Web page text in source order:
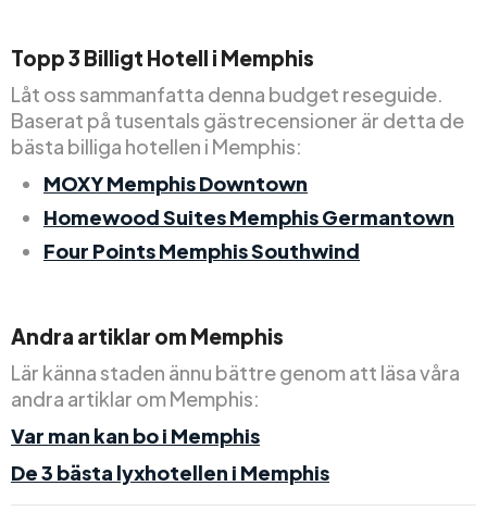
Topp3 Billigt Hotell i Memphis
Låt oss sammanfatta denna budget reseguide.
Baserat på tusentals gästrecensioner är detta de
bästa billiga hotellen i Memphis:
MOXY Memphis Downtown
Homewood Suites Memphis Germantown
Four Points Memphis Southwind
Andra artiklar om Memphis
Lär känna staden ännu bättre genom att läsa våra
andra artiklar om Memphis:
Var man kan bo i Memphis
De 3 bästa lyxhotellen i Memphis